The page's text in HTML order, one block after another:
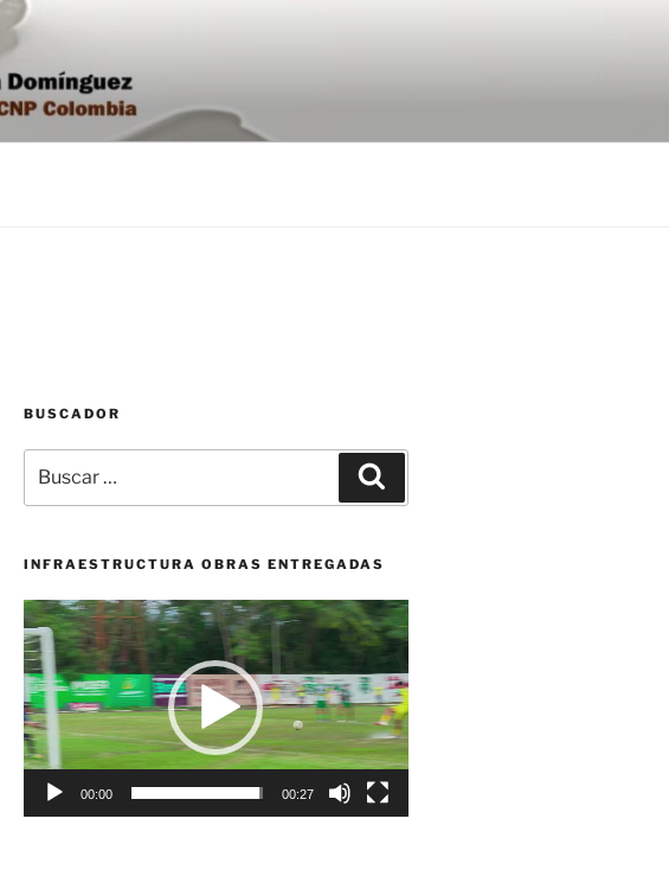
BUSCADOR
por:
INFRAESTRUCTURA OBRAS ENTREGADAS
Reproductor
de
vídeo
00:00 00:27